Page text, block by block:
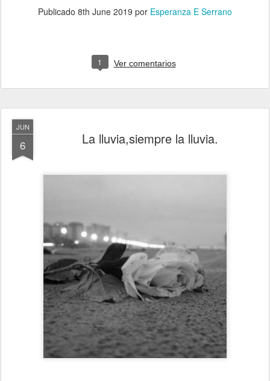
Publicado 8th June 2019 por Esperanza E Serrano
1 Ver comentarios
JUN
6 La lluvia,siempre la lluvia.